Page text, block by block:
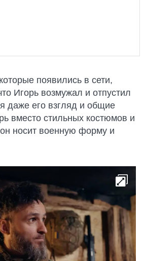
появились в сети,
Игорь возмужал и отпустил
даже его взгляд и общие
вместо стильных костюмов и
носит военную форму и